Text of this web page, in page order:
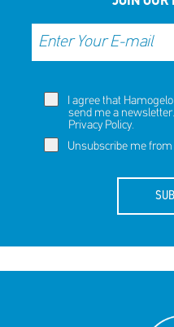
I agree that
send me a
Privacy Policy.
Unsubscribe me